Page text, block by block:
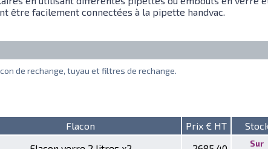
être facilement connectées à la pipette handvac.
de rechange, tuyau et filtres de rechange.
Flacon Prix € HT
Sur